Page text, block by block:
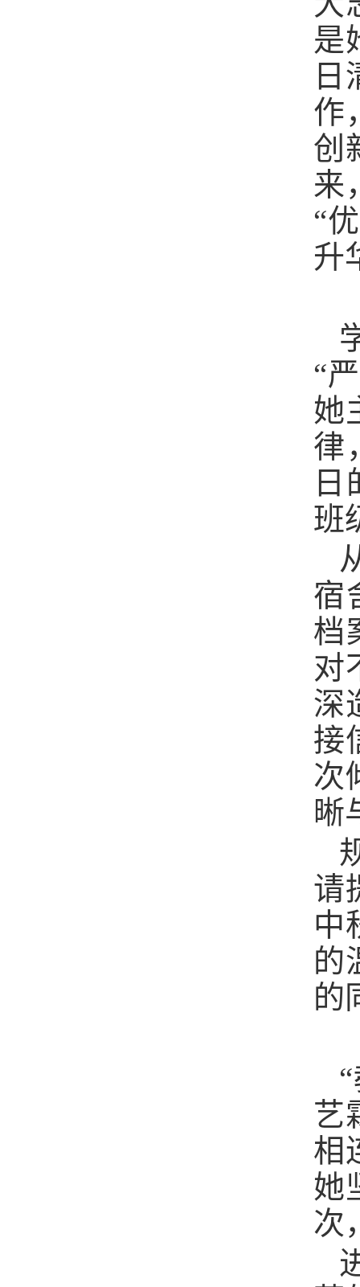
是
日
作
创
来
“
升
“
她
律
日
班
宿
档
对
深
接
次
晰
请
中
的
的
艺
相
她
次